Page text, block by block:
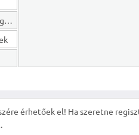
Hosszú lejáratú kötelezettségek
érhetőek el! Ha szeretne